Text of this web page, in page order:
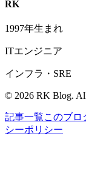
RK
1997年生まれ
ITエンジニア
インフラ・SRE
© 2026 RK Blog.
記事一覧このブロ
シーポリシー